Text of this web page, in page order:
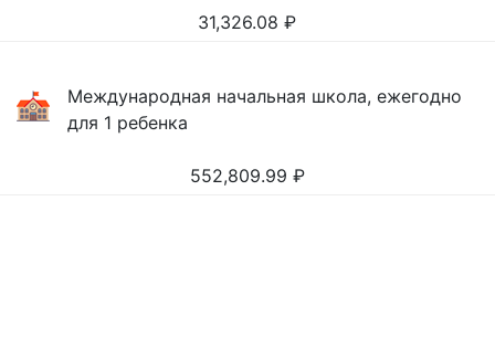
31,326.08 ₽
Международная начальная школа, ежегодно
для 1 ребенка
552,809.99 ₽